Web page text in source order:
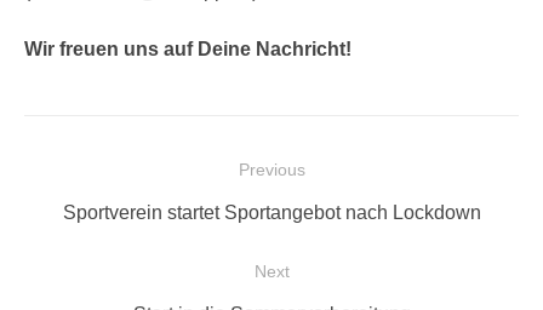
Wir freuen uns auf Deine Nachricht!
Beitragsnavigation
Previous
Previous
Sportverein startet Sportangebot nach Lockdown
Next